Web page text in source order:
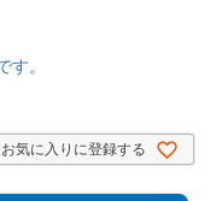
。
お気に入りに登録する